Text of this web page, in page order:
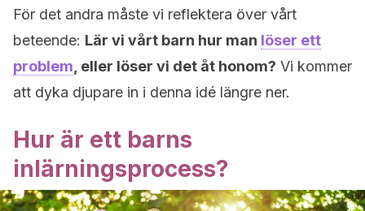
För det andra måste vi reflektera över vårt
beteende: Lär vi vårt barn hur man löser ett
problem , eller löser vi det åt honom? Vi kommer
att dyka djupare in i denna idé längre ner.
Hur är ett barns
inlärningsprocess?